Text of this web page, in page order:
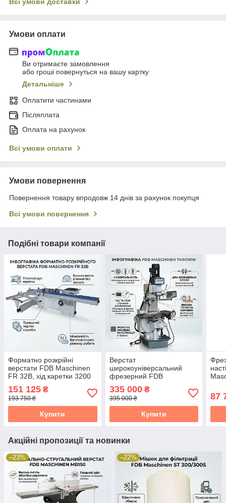
Умови оплати
Ви отримаєте замовлення
або гроші повернуться на вашу картку
Детальніше
Оплатити частинами
Післяплата
Оплата на рахунок
Всі умови оплати
Умови повернення
Повернення товару впродовж 14 днів за рахунок покупця
Всі умови повернення
Подібні товари компанії
Форматно розкрійні
верстати FDB Maschinen
FR 32B, хід каретки 3200
151 125 ₴
193 750 ₴
Купити
Верстат
широкоуніверсальний
фрезерний FDB
380В, 850 кг
335 000₴
395 000 ₴
Купити
87
Акційні пропозиції та новинки
–23% –22%